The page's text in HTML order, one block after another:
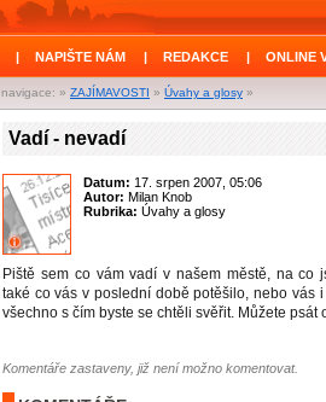
| NAPIŠTE NÁM | REDAKCE | ONLINE
navigace: » ZAJÍMAVOSTI » Úvahy a glosy »
Vadí - nevadí
Datum: 17. srpen 2007, 05:06
Autor: Milan Knob
Rubrika: Úvahy a glosy
Piště sem co vám vadí v našem městě, na co
také co vás v poslední době potěšilo, nebo vás
všechno s čím byste se chtěli svěřit. Můžete psát
Komentáře zastaveny, již není možno komentovat.